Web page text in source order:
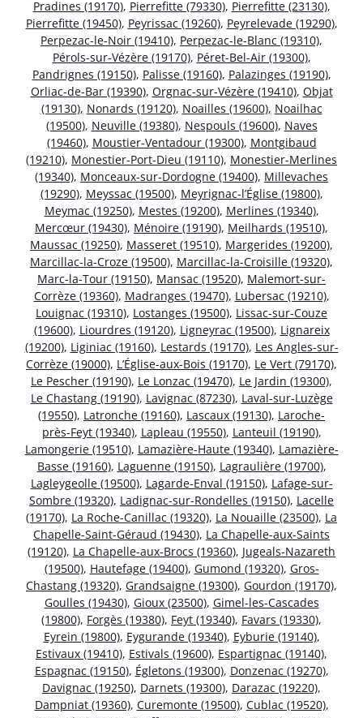
Pradines (19170), Pierrefitte (79330), Pierrefitte (23130),
Pierrefitte (19450), Peyrissac (19260), Peyrelevade (19290),
Perpezac-le-Noir (19410), Perpezac-le-Blanc (19310),
Pérols-sur-Vézère (19170), Péret-Bel-Air (19300),
Pandrignes (19150), Palisse (19160), Palazinges (19190),
Orliac-de-Bar (19390), Orgnac-sur-Vézère (19410), Objat
(19130), Nonards (19120), Noailles (19600), Noailhac
(19500), Neuville (19380), Nespouls (19600), Naves
(19460), Moustier-Ventadour (19300), Montgibaud
(19210), Monestier-Port-Dieu (19110), Monestier-Merlines
(19340), Monceaux-sur-Dordogne (19400), Millevaches
(19290), Meyssac (19500), Meyrignac-l’Église (19800),
Meymac (19250), Mestes (19200), Merlines (19340),
Mercœur (19430), Ménoire (19190), Meilhards (19510),
Maussac (19250), Masseret (19510), Margerides (19200),
Marcillac-la-Croze (19500), Marcillac-la-Croisille (19320),
Marc-la-Tour (19150), Mansac (19520), Malemort-sur-
Corrèze (19360), Madranges (19470), Lubersac (19210),
Louignac (19310), Lostanges (19500), Lissac-sur-Couze
(19600), Liourdres (19120), Ligneyrac (19500), Lignareix
(19200), Liginiac (19160), Lestards (19170), Les Angles-sur-
Corrèze (19000), L’Église-aux-Bois (19170), Le Vert (79170),
Le Pescher (19190), Le Lonzac (19470), Le Jardin (19300),
Le Chastang (19190), Lavignac (87230), Laval-sur-Luzège
(19550), Latronche (19160), Lascaux (19130), Laroche-
près-Feyt (19340), Lapleau (19550), Lanteuil (19190),
Lamongerie (19510), Lamazière-Haute (19340), Lamazière-
Basse (19160), Laguenne (19150), Lagraulière (19700),
Lagleygeolle (19500), Lagarde-Enval (19150), Lafage-sur-
Sombre (19320), Ladignac-sur-Rondelles (19150), Lacelle
(19170), La Roche-Canillac (19320), La Nouaille (23500), La
Chapelle-Saint-Géraud (19430), La Chapelle-aux-Saints
(19120), La Chapelle-aux-Brocs (19360), Jugeals-Nazareth
(19500), Hautefage (19400), Gumond (19320), Gros-
Chastang (19320), Grandsaigne (19300), Gourdon (19170),
Goulles (19430), Gioux (23500), Gimel-les-Cascades
(19800), Forgès (19380), Feyt (19340), Favars (19330),
Eyrein (19800), Eygurande (19340), Eyburie (19140),
Estivaux (19410), Estivals (19600), Espartignac (19140),
Espagnac (19150), Égletons (19300), Donzenac (19270),
Davignac (19250), Darnets (19300), Darazac (19220),
Dampniat (19360), Curemonte (19500), Cublac (19520),